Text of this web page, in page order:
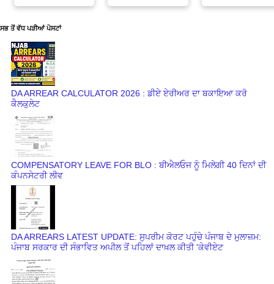
ਸਭ ਤੋਂ ਵੱਧ ਪੜੀਆਂ ਪੋਸਟਾਂ
DA ARREAR CALCULATOR 2026 : ਡੀਏ ਏਰੀਅਰ ਦਾ ਬਕਾਇਆ ਕਰੋ
ਕੈਲਕੁਲੇਟ
COMPENSATORY LEAVE FOR BLO : ਬੀਐਲਓਜ ਨੂੰ ਮਿਲੇਗੀ 40 ਦਿਨਾਂ ਦੀ
ਕੰਪਨਸੇਟਰੀ ਲੀਵ
DA ARREARS LATEST UPDATE: ਸੁਪਰੀਮ ਕੋਰਟ ਪਹੁੰਚੇ ਪੰਜਾਬ ਦੇ ਮੁਲਾਜ਼ਮ:
ਪੰਜਾਬ ਸਰਕਾਰ ਦੀ ਸੰਭਾਵਿਤ ਅਪੀਲ ਤੋਂ ਪਹਿਲਾਂ ਦਾਖ਼ਲ ਕੀਤੀ 'ਕੇਵੀਏਟ